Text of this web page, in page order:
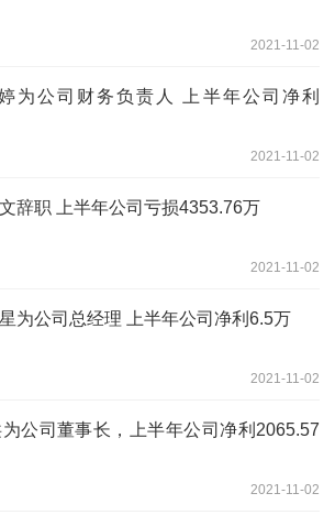
2021-11-02
为公司财务负责人 上半年公司净利
2021-11-02
辞职 上半年公司亏损4353.76万
2021-11-02
为公司总经理 上半年公司净利6.5万
2021-11-02
公司董事长，上半年公司净利2065.57
2021-11-02